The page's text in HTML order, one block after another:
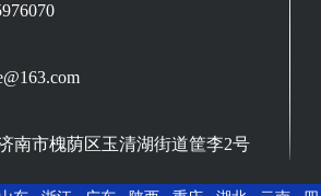
济南市槐荫区玉清湖街道筐李2号